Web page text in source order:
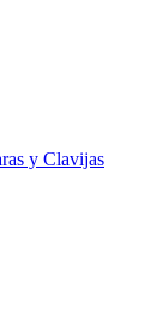
y Clavijas